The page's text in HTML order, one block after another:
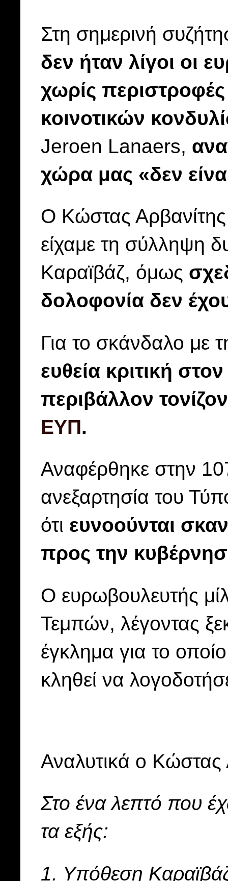
Στη σημερινή
δεν ήταν λίγοι οι
χωρίς
κοινοτικών
Jeroen Lanaers,
χώρα μας «δεν
Ο Κώστας Αρβανίτης
είχαμε τη σύλληψη
Καραϊβάζ, όμως
δολοφονία δεν
Για το σκάνδαλο με
ευθεία κριτική
περιβάλλον
ΕΥΠ.
Αναφέρθηκε στην
ανεξαρτησία του
ότι ευνοούνται
προς την
Ο ευρωβουλευτής
Τεμπών, λέγοντας
έγκλημα για το
κληθεί να
Αναλυτικά ο Κώστας
Στο ένα λεπτό που
τα εξής:
1. Υπόθεση